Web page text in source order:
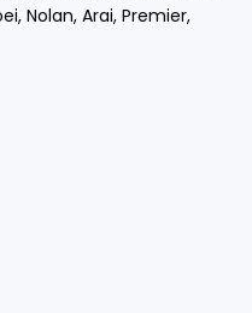
Nolan, Arai, Premier,